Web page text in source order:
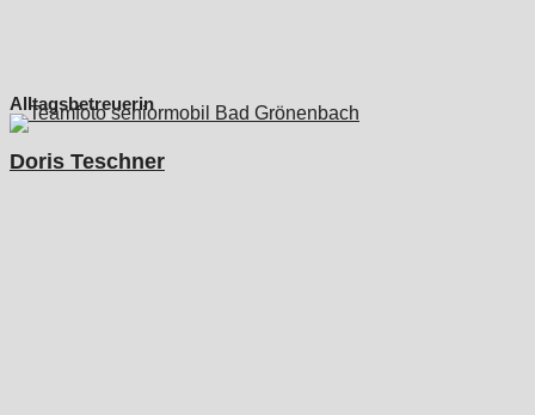
Alltagsbetreuerin
Doris Teschner